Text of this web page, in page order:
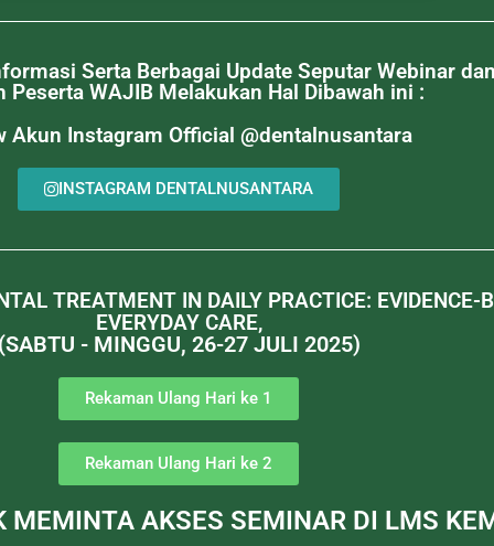
Serta Berbagai Update Seputar Webinar
Peserta WAJIB Melakukan Hal Dibawah ini :
Akun Instagram Official @dentalnusantara
INSTAGRAM DENTALNUSANTARA
TREATMENT IN DAILY PRACTICE: EVIDENCE-
EVERYDAY CARE,
- MINGGU, 26-27 JULI 2025)
Rekaman Ulang Hari ke 1
Rekaman Ulang Hari ke 2
MEMINTA AKSES SEMINAR DI LMS